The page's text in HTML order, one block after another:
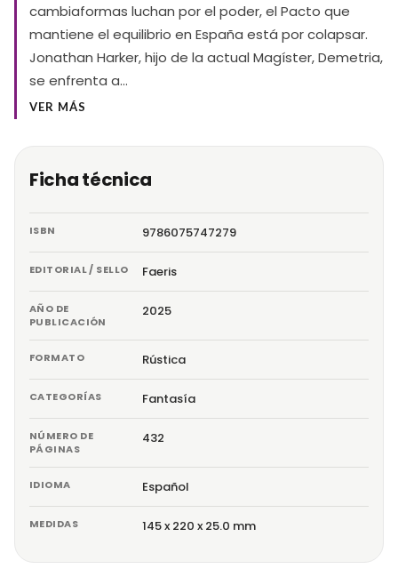
cambiaformas luchan por el poder, el Pacto que
mantiene el equilibrio en España está por colapsar.
Jonathan Harker, hijo de la actual Magíster, Demetria,
se enfrenta a…
VER MÁS
Ficha técnica
ISBN 9786075747279
EDITORIAL / SELLO Faeris
AÑO DE
PUBLICACIÓN
2025
FORMATO Rústica
CATEGORÍAS Fantasía
NÚMERO DE
PÁGINAS
432
IDIOMA Español
MEDIDAS 145 x 220 x 25.0 mm